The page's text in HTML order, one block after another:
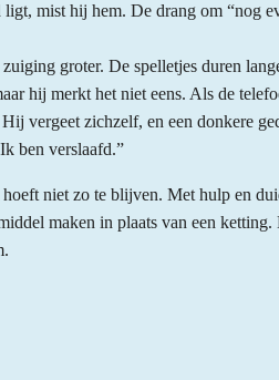
mist hij hem. De drang om “nog
groter. De spelletjes duren
hij merkt het niet eens. Als de
vergeet zichzelf, en een donkere
ben verslaafd.”
niet zo te blijven. Met hulp en
maken in plaats van een